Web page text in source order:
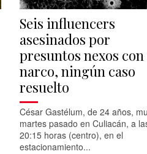
Seis influencers
asesinados por
presuntos nexos con
narco, ningún caso
resuelto
César Gastélum, de 24 años,
martes pasado en Culiacán, a
20:15 horas (centro), en el
estacionamiento...